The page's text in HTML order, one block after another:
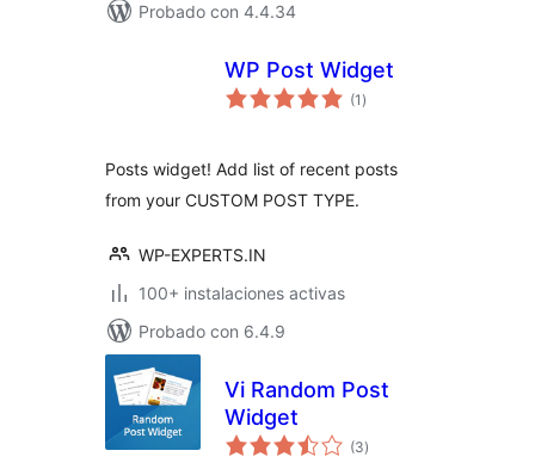
Probado con 4.4.34
WP Post Widget
(1 total
de
)
Posts widget! Add list of recent posts
from your CUSTOM POST TYPE.
WP-EXPERTS.IN
100+ instalaciones activas
Probado con 6.4.9
Vi Random Post
Widget
(3total
de
)